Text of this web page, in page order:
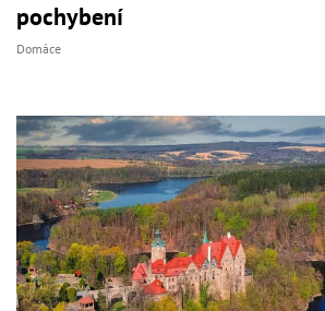
pochybení
Domáce